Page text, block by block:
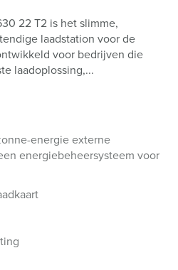
22 T2 is het slimme,
laadstation voor de
voor bedrijven die
laadoplossing,...
energie externe
energiebeheersysteem voor